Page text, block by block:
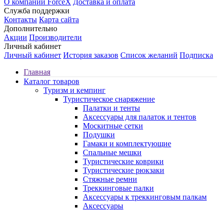
Служба поддержки
Контакты Карта сайта
Дополнительно
Акции Производители
Личный кабинет
Личный кабинет История заказов Список желаний Подписка
Главная
Каталог товаров
Туризм и кемпинг
Туристическое снаряжение
Палатки и тенты
Аксессуары для палаток и тентов
Москитные сетки
Подушки
Гамаки и комплектующие
Спальные мешки
Туристические коврики
Туристические рюкзаки
Стяжные ремни
Треккинговые палки
Аксессуары к треккинговым палкам
Аксессуары